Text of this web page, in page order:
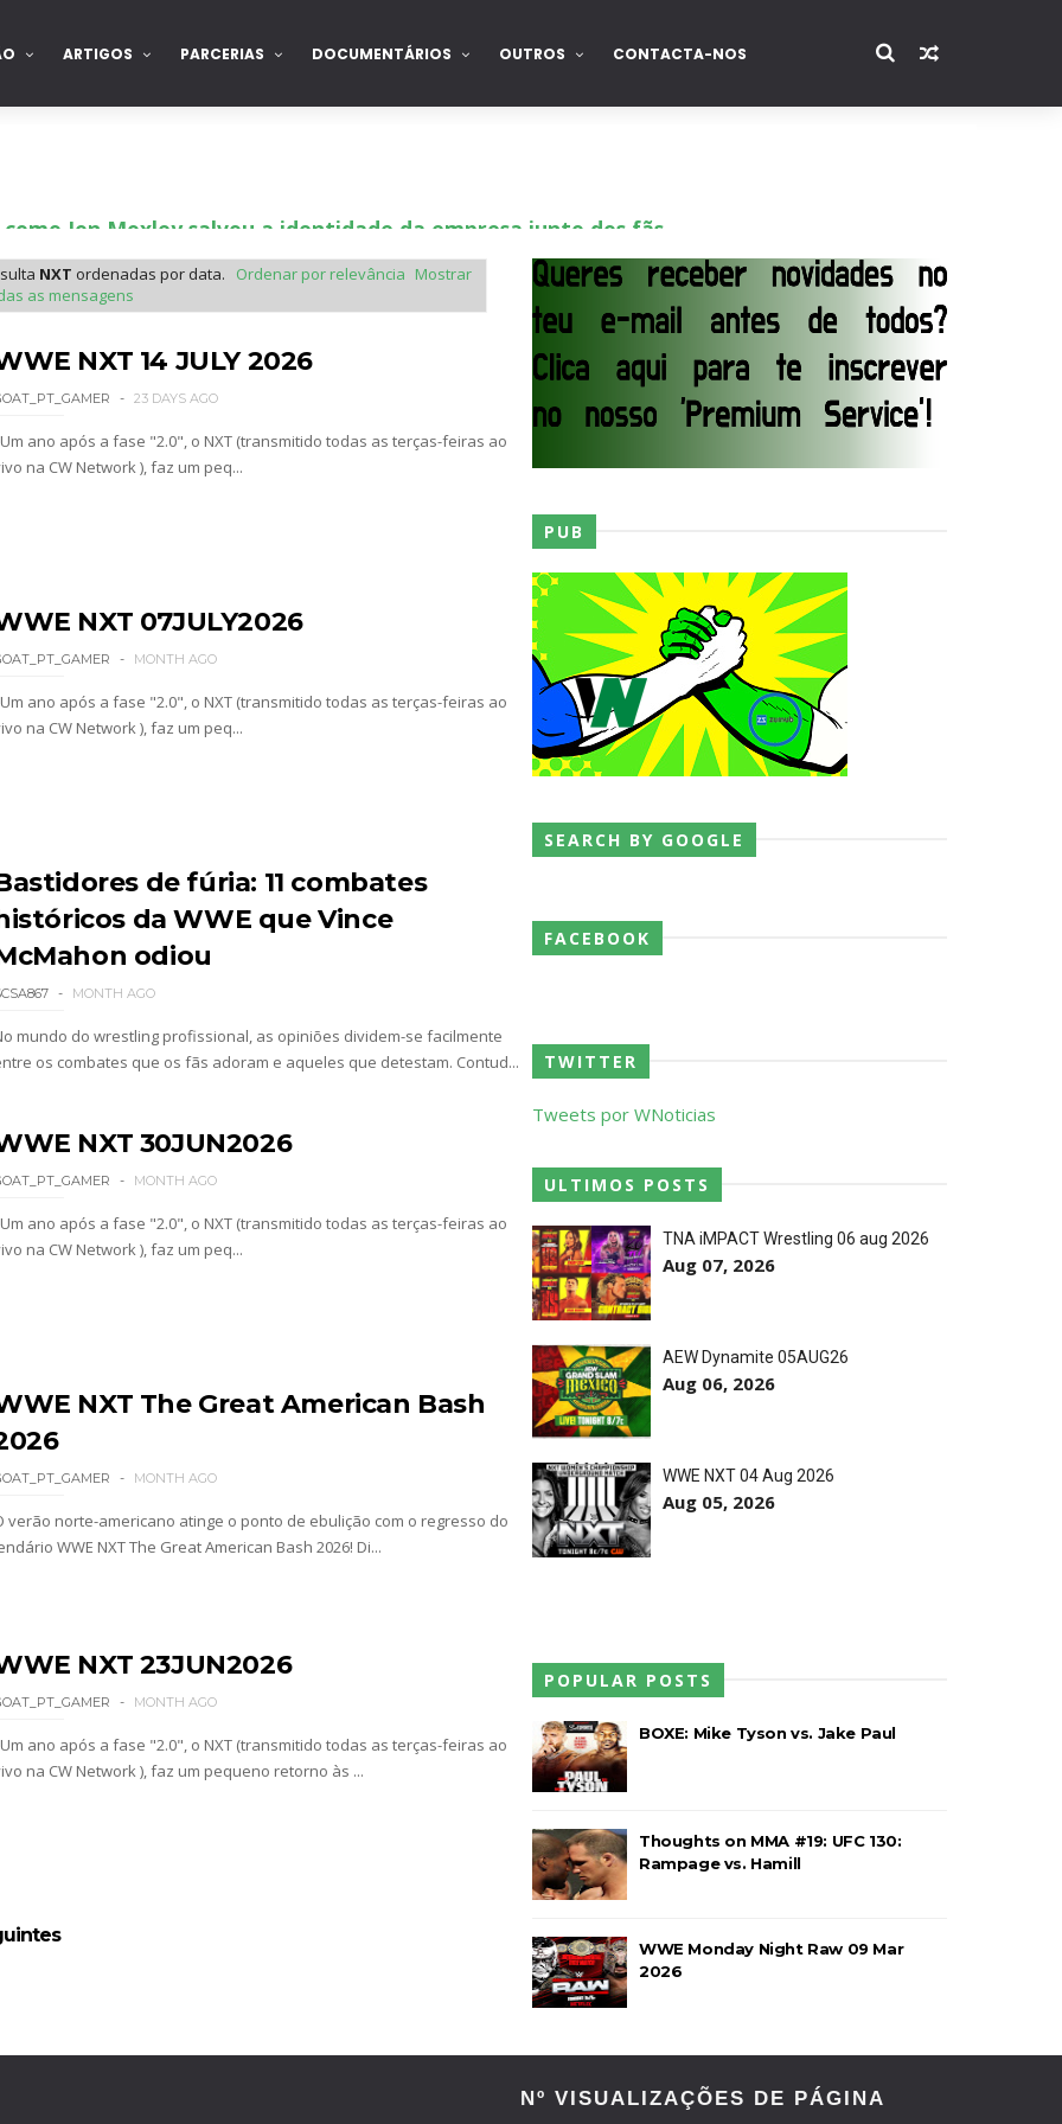
ARTIGOS PARCERIAS DOCUMENTÁRIOS OUTROS CONTACTA-NOS
Jon Moxley salvou a identidade da empresa junto dos fãs
perto de interromper combate de Brie Bella após lesão grave no ombro
sem Brie Bella
All In
no México revelado
propostas após saída da WWE e pondera o próximo passo
responde a críticas e deixa aviso claro aos lutadores da WWE
Bully Ray critica promo de Big Cass e sugere utilização de frases icónicas
Will Ospreay supera Mark Davis num brutal Street Fight com arame farpado
King, Bandido e Hangman Page conquistam os títulos no Grand Slam Mexico
SLAM MEXICO: Persephone supera Kris Statlander após interferência decisiva de
Jericho, Místico e Darby Allin superam The Don Callis Family no Grand Slam Mexico
Fletcher supera Speedball Mike Bailey em combate brutal no Grand Slam Mexico
PARA O ALL IN: Willow Nightingale e The Brawling Birds levam a melhor no Grand
Andrade El Idolo vence combate de tripla ameaça no Grand Slam Mexico e é
Riders vencem confronto caótico após confusão entre Adam Copeland e Young Bucks
NXT ordenadas por data. Ordenar por relevância Mostrar
as mensagens
NXT 14 JULY 2026
23 DAYS AGO
Um ano após a fase "2.0", o NXT (transmitido todas as terças-feiras ao
na CW Network ), faz um peq...
NXT 07JULY2026
MONTH AGO
Um ano após a fase "2.0", o NXT (transmitido todas as terças-feiras ao
na CW Network ), faz um peq...
de fúria: 11 combates
da WWE que Vince
odiou
MONTH AGO
mundo do wrestling profissional, as opiniões dividem-se facilmente
os combates que os fãs adoram e aqueles que detestam. Contud...
NXT 30JUN2026
MONTH AGO
Um ano após a fase "2.0", o NXT (transmitido todas as terças-feiras ao
na CW Network ), faz um peq...
NXT The Great American Bash
MONTH AGO
verão norte-americano atinge o ponto de ebulição com o regresso do
WWE NXT The Great American Bash 2026! Di...
NXT 23JUN2026
MONTH AGO
Um ano após a fase "2.0", o NXT (transmitido todas as terças-feiras ao
na CW Network ), faz um pequeno retorno às ...
PUB
SEARCH BY GOOGLE
FACEBOOK
TWITTER
Tweets por WNoticias
ULTIMOS POSTS
TNA iMPACT Wrestling 06 aug 2026
Aug 07, 2026
AEW Dynamite 05AUG26
Aug 06, 2026
WWE NXT 04 Aug 2026
Aug 05, 2026
POPULAR POSTS
BOXE: Mike Tyson vs. Jake Paul
Thoughts on MMA #19: UFC 130:
Rampage vs. Hamill
WWE Monday Night Raw 09 Mar
2026
Nº VISUALIZAÇÕES DE PÁGINA